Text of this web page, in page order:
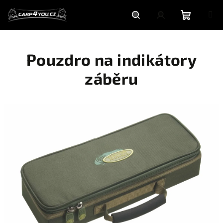
obsah
HledatPřihlášeníNákupní
košík
Pouzdro na indikátory
záběru